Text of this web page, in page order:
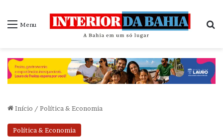
Menu
Início / Política & Economia
Política & Economia